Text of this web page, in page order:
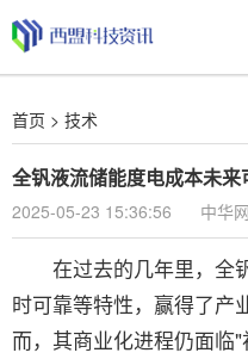
首页 > 技术
全钒液流储能度电成本未来
2025-05-23 15:36:56 中华网
在过去的几年里，全
时可靠等特性，赢得了产
而，其商业化进程仍面临